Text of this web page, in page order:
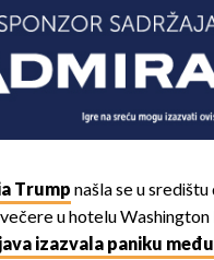
Trump našla se u
u hotelu
izazvala paniku među